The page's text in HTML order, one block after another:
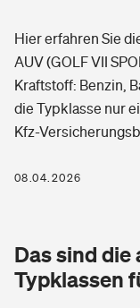
Arbeitsrechtsschutz
Rentenrechner: Wie
Photovoltaik
Wärmepumpen
Pri­vate Haft­pflicht­
Gesundheit
Private
Hier erfahren Sie
AUV (GOLF VII
Kraftstoff: Benzin,
die Typklasse nur
Kfz-
08.04.2026
Das sind
Typklassen